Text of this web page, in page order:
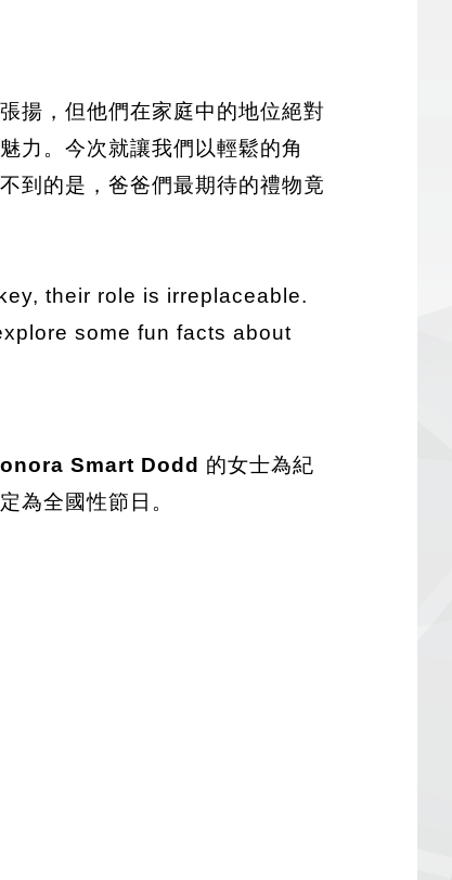
揚，但他們在家庭中的地位絕對
力。今次就讓我們以輕鬆的角
到的是，爸爸們最期待的禮物竟
their role is irreplaceable.
some fun facts about
Smart Dodd 的女士為紀
定為全國性節日。